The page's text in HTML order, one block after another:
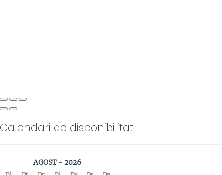
Calendari de disponibilitat
AGOST - 2026